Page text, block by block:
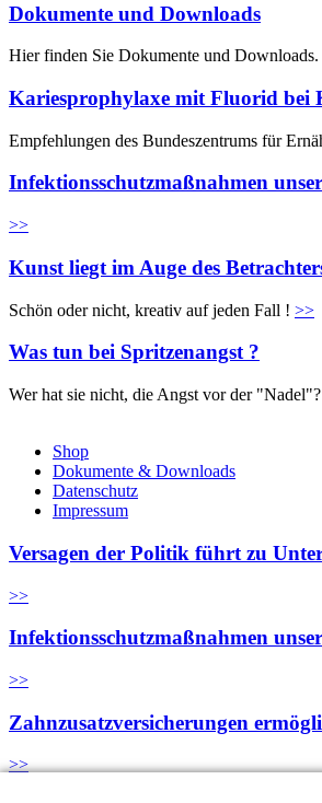
Dokumente und Downloads
Hier finden Sie Dokumente und Downloads.
Kariesprophylaxe mit Fluorid bei
Empfehlungen des Bundeszentrums für
Infektionsschutzmaßnahmen
>>
Kunst liegt im Auge des
Schön oder nicht, kreativ auf jeden Fall ! >>
Was tun bei Spritzenangst ?
Wer hat sie nicht, die Angst vor der
Shop
Dokumente & Downloads
Datenschutz
Impressum
Versagen der Politik führt zu
>>
Infektionsschutzmaßnahmen
>>
Zahnzusatzversicherungen
>>